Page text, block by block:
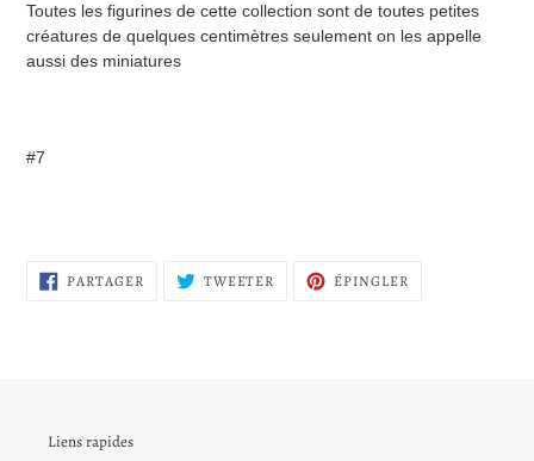
Toutes les figurines de cette collection sont de toutes petites
créatures de quelques centimètres seulement on les appelle
aussi des miniatures
#7
PARTAGER PARTAGER
SUR
TWEETER TWEETERÉPINGLER
Liens rapides